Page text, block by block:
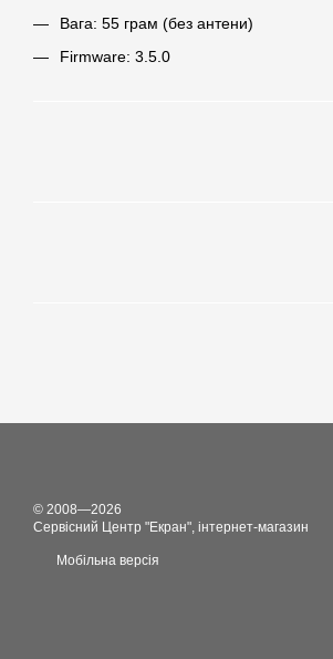
Вага: 55 грам (без антени)
Firmware: 3.5.0
© 2008—2026
Сервісний Центр "Екран", інтернет-магазин
Мобільна версія